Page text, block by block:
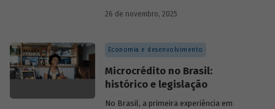
brasileiro, ocupando um espaço central
da Covid-19, e no combate à emergência
climática. Para exercer esse papel, no
entanto, são necessárias sólidas fontes
de recursos.
26 de novembro, 2025
Economia e desenvolvimento
Microcrédito no Brasil:
histórico e legislação
No Brasil, a primeira experiência em